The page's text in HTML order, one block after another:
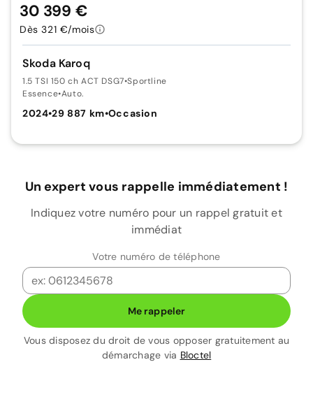
Skoda Karoq
1.5 TSI 150 ch ACT DSG7•Sportline
Essence•Auto.
2024•29 887 km•Occasion
30 399 €
Dès 321 €/mois
Un expert vous rappelle immédiatement !
Indiquez votre numéro pour un rappel gratuit et
immédiat
Votre numéro de téléphone
Me rappeler
Vous disposez du droit de vous opposer gratuitement au
démarchage via Bloctel